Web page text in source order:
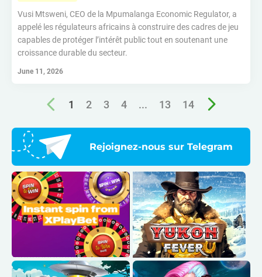
Vusi Mtsweni, CEO de la Mpumalanga Economic Regulator, a
appelé les régulateurs africains à construire des cadres de jeu
capables de protéger l’intérêt public tout en soutenant une
croissance durable du secteur.
June 11, 2026
1 2 3 4 ... 13 14
Rejoignez-nous sur Telegram